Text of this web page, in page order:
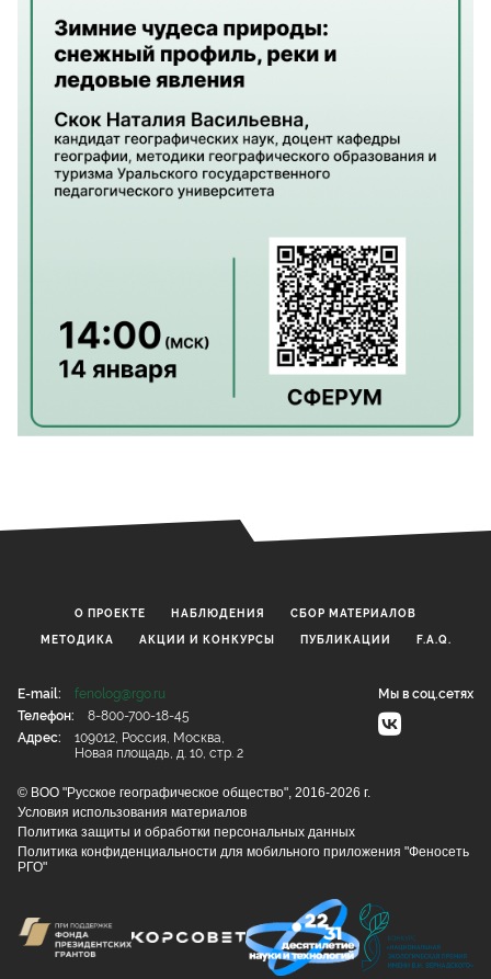
О ПРОЕКТЕ НАБЛЮДЕНИЯ CБОР МАТЕРИАЛОВ
МЕТОДИКА АКЦИИ И КОНКУРСЫ ПУБЛИКАЦИИ F.A.Q.
Мы в соц.сетях
E-mail:
fenolog@rgo.ru
Телефон:
8-800-700-18-45
Адрес:
109012, Россия, Москва,
Новая площадь, д. 10, стр. 2
© ВОО "Русское географическое общество", 2016-2026 г.
Условия использования материалов
Политика защиты и обработки персональных данных
Политика конфиденциальности для мобильного приложения "Феносеть
РГО"